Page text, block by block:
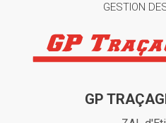
GESTION
GP